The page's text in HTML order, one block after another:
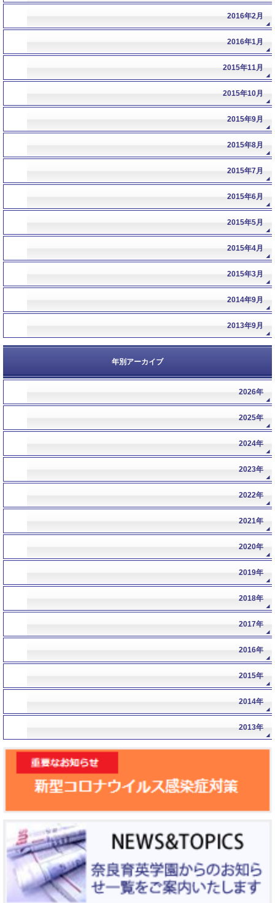
2016年2月
2016年1月
2015年11月
2015年10月
2015年9月
2015年8月
2015年7月
2015年6月
2015年5月
2015年4月
2015年3月
2014年9月
2013年9月
年別アーカイブ
2026年
2025年
2024年
2023年
2022年
2021年
2020年
2019年
2018年
2017年
2016年
2015年
2014年
2013年
年